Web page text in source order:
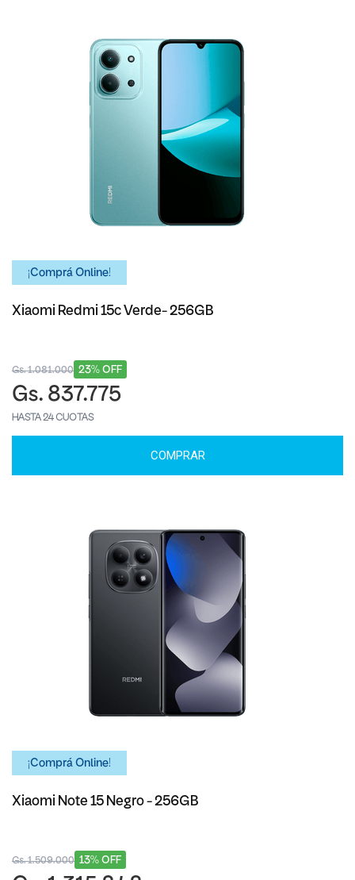
¡Comprá Online!
Xiaomi Redmi 15c Verde- 256GB
23% OFF
Gs. 1.081.000
Gs. 837.775
HASTA 24 CUOTAS
COMPRAR
¡Comprá Online!
Xiaomi Note 15 Negro - 256GB
13% OFF
Gs. 1.509.000